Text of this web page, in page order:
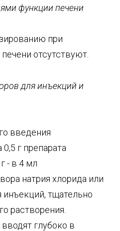
функции печени
при
отсутствуют.
для инъекций и
введения
г препарата
- в 4 мл
натрия хлорида или
тщательно
растворения.
глубоко в